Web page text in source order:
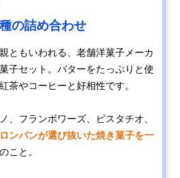
の詰め合わせ
ともいわれる、老舗洋菓子メーカ
子セット。バターをたっぷりと使
茶やコーヒーと好相性です。
、フランボワーズ、ピスタチオ、
ンバンが選び抜いた焼き菓子を一
こと。